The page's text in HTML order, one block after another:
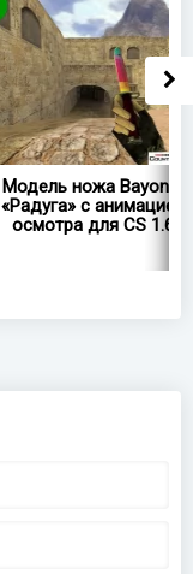
Модель ножа Bayonet
«Радуга» с анимацией
осмотра для CS 1.6